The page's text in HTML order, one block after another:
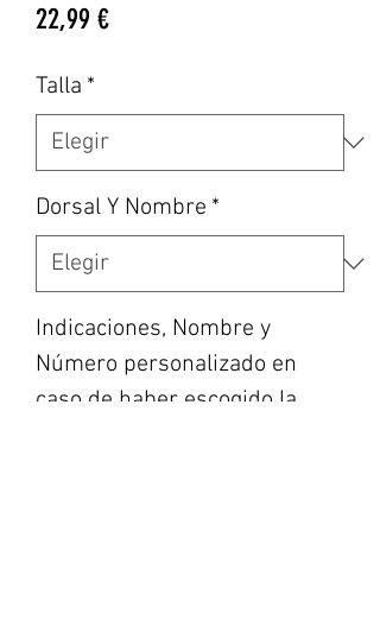
22,99 €Precio
Talla *
Dorsal Y Nombre *
Indicaciones, Nombre y
Número personalizado en
caso de haber escogido la